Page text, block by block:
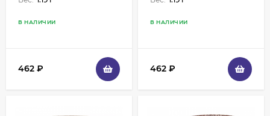
В НАЛИЧИИ
462 ₽
В НАЛИЧИИ
462 ₽